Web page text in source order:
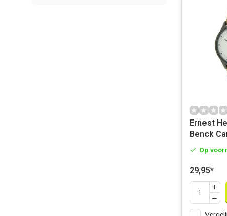
Ernest
Benck
Op
29,95*